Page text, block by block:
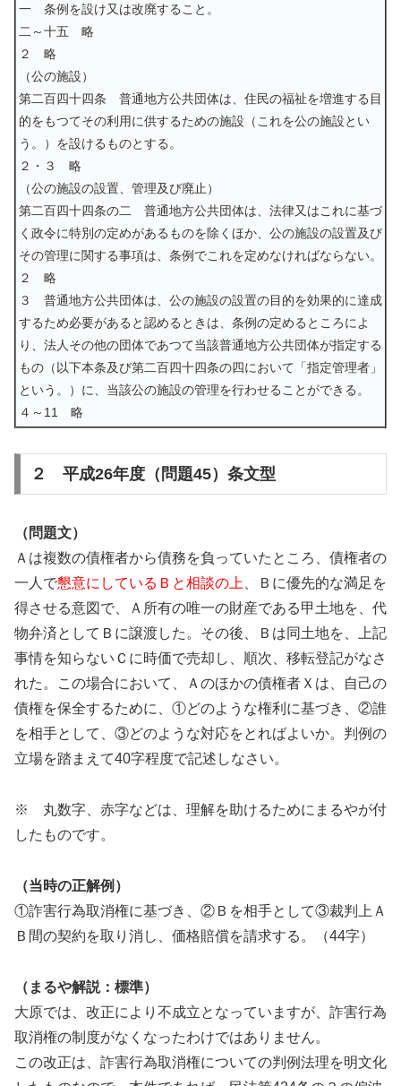
一 条例を設け又は改廃すること。
二～十五 略
２ 略
（公の施設）
第二百四十四条 普通地方公共団体は、住民の福祉を増進する目
的をもつてその利用に供するための施設（これを公の施設とい
う。）を設けるものとする。
２・３ 略
（公の施設の設置、管理及び廃止）
第二百四十四条の二 普通地方公共団体は、法律又はこれに基づ
く政令に特別の定めがあるものを除くほか、公の施設の設置及び
その管理に関する事項は、条例でこれを定めなければならない。
２ 略
３ 普通地方公共団体は、公の施設の設置の目的を効果的に達成
するため必要があると認めるときは、条例の定めるところによ
り、法人その他の団体であつて当該普通地方公共団体が指定する
もの（以下本条及び第二百四十四条の四において「指定管理者」
という。）に、当該公の施設の管理を行わせることができる。
４～11 略
２ 平成26年度（問題45）条文型
（問題文）
Ａは複数の債権者から債務を負っていたところ、債権者の
一人で懇意にしているＢと相談の上
、Ｂに優先的な満足を
得させる意図で、Ａ所有の唯一の財産である甲土地を、代
物弁済としてＢに譲渡した。その後、Ｂは同土地を、上記
事情を知らないＣに時価で売却し、順次、移転登記がなさ
れた。この場合において、Ａのほかの債権者Ｘは、自己の
債権を保全するために、①どのような権利に基づき、②誰
を相手として、③どのような対応をとればよいか。判例の
立場を踏まえて40字程度で記述しなさい。
※ 丸数字、赤字などは、理解を助けるためにまるやが付
したものです。
（当時の正解例）
①詐害行為取消権に基づき、②Ｂを相手として③裁判上Ａ
Ｂ間の契約を取り消し、価格賠償を請求する。（44字）
（まるや解説：標準）
大原では、改正により不成立となっていますが、詐害行為
取消権の制度がなくなったわけではありません。
この改正は、詐害行為取消権についての判例法理を明文化